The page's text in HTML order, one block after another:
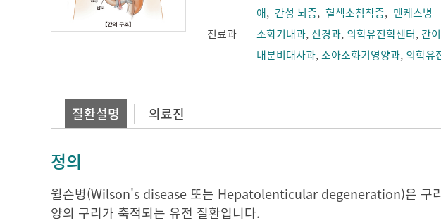
애, 간성 뇌증, 혈색소침착증, 멘케스병
진료과
소화기내과, 신경과, 의학유전학센터, 간
내분비대사과,소아소화기영양과, 의학유
질환설명 의료진
정의
윌슨병(Wilson's disease 또는 Hepatolenticular degeneration)은 구
양의 구리가 축적되는 유전 질환입니다.